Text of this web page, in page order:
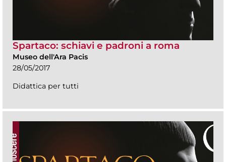
Spartaco: schiavi e padroni a roma
Museo dell'Ara Pacis
28/05/2017
Didattica per tutti